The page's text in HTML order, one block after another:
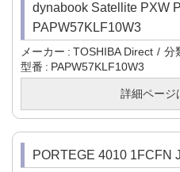
dynabook Satellite PXW
PAPW57KLF10W3
メーカー TOSHIBA Direct 分
型番
PAPW57KLF10W3
詳細ページ
PORTEGE 4010 1FCFN